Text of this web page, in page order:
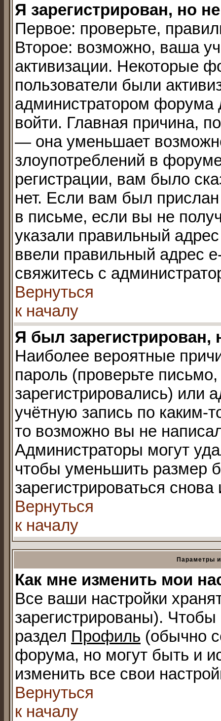
Я зарегистрирован, но
Первое: проверьте,
Второе: возможно, ваша
активизации. Некоторые
пользователи были
администратором форума
войти. Главная причина,
— она уменьшает
злоупотреблений в
регистрации, вам было
нет. Если вам был
в письме, если вы не
указали правильный
ввели правильный адрес
свяжитесь с
Вернуться
к началу
Я был зарегистрирован,
Наиболее вероятные
пароль (проверьте
зарегистрировались) или
учётную запись по каким-
то возможно вы не
Администраторы могут
чтобы уменьшить размер
зарегистрироваться
Вернуться
к началу
Параметры
Как мне изменить мои
Все ваши настройки
зарегистрированы).
раздел Профиль (обычно
форума, но могут быть и
изменить все свои
Вернуться
к началу